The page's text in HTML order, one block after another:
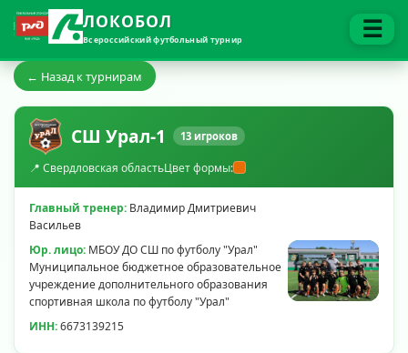
ЛОКОБОЛ
Всероссийский футбольный турнир ☰
← Назад к турнирам
СШ Урал-1 13 игроков
📍 Свердловская областьЦвет формы:
Главный тренер: Владимир Дмитриевич
Васильев
Юр. лицо: МБОУ ДО СШ по футболу "Урал"
Муниципальное бюджетное образовательное
учреждение дополнительного образования
спортивная школа по футболу "Урал"
ИНН:6673139215